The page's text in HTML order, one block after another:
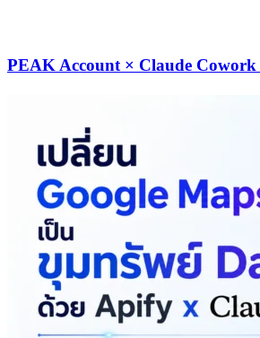
PEAK Account × Claude